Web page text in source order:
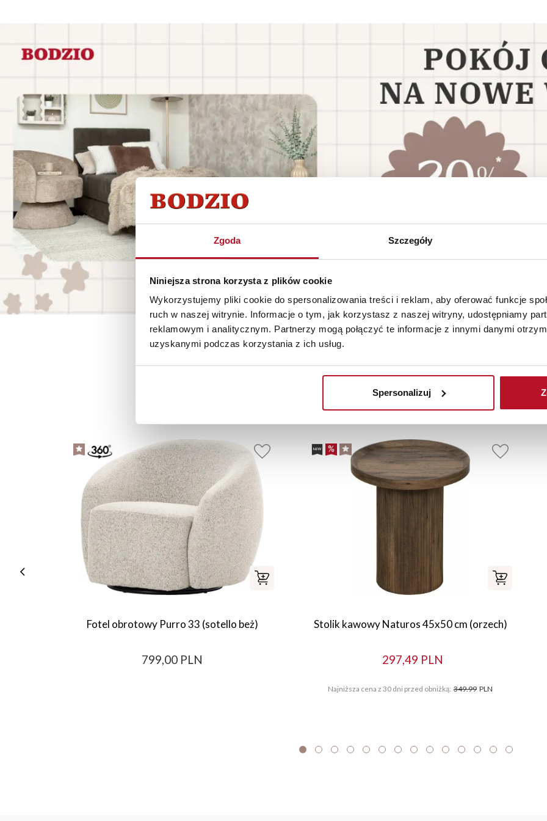
Zgoda Szczegóły
Niniejsza strona korzysta z plików cookie
Wykorzystujemy pliki cookie do spersonalizowania treści i reklam, aby oferować funkcje
ruch w naszej witrynie. Informacje o tym, jak korzystasz z naszej witryny, udostępniamy
reklamowym i analitycznym. Partnerzy mogą połączyć te informacje z innymi danymi
uzyskanymi podczas korzystania z ich usług.
Spersonalizuj
Nowości
Fotel obrotowy Purro 33 (sotello beż)
799,00 PLN
Stolik kawowy Naturos 45x50 cm (orzech)
297,49 PLN
Najniższa cena z 30 dni przed obniżką: 349.99 PLN